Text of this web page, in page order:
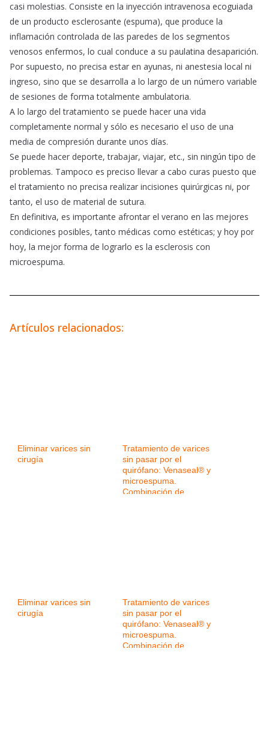
casi molestias. Consiste en la inyección intravenosa ecoguiada
de un producto esclerosante (espuma), que produce la
inflamación controlada de las paredes de los segmentos
venosos enfermos, lo cual conduce a su paulatina desaparición.
Por supuesto, no precisa estar en ayunas, ni anestesia local ni
ingreso, sino que se desarrolla a lo largo de un número variable
de sesiones de forma totalmente ambulatoria.
A lo largo del tratamiento se puede hacer una vida
completamente normal y sólo es necesario el uso de una
media de compresión durante unos días.
Se puede hacer deporte, trabajar, viajar, etc., sin ningún tipo de
problemas. Tampoco es preciso llevar a cabo curas puesto que
el tratamiento no precisa realizar incisiones quirúrgicas ni, por
tanto, el uso de material de sutura.
En definitiva, es importante afrontar el verano en las mejores
condiciones posibles, tanto médicas como estéticas; y hoy por
hoy, la mejor forma de lograrlo es la esclerosis con
microespuma.
Artículos relacionados:
Eliminar varices sin
cirugía
Tratamiento de varices
sin pasar por el
quirófano: Venaseal® y
microespuma.
Combinación de
Eliminar varices sin
cirugía
Tratamiento de varices
sin pasar por el
quirófano: Venaseal® y
microespuma.
Combinación de